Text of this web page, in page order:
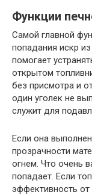
Функции
Самой главной
попадания искр
помогает
открытом
без присмотра и
один уголек не
служит для
Если она
прозрачности
огнем. Что очень
попадает. Если
эффективность от